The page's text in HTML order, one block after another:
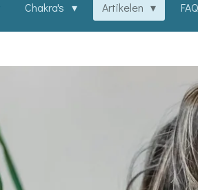
Chakra's Artikelen FAQ